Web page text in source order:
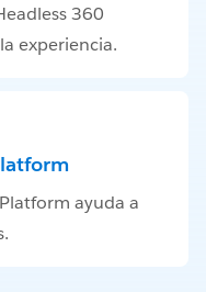
360
experiencia.
ayuda a